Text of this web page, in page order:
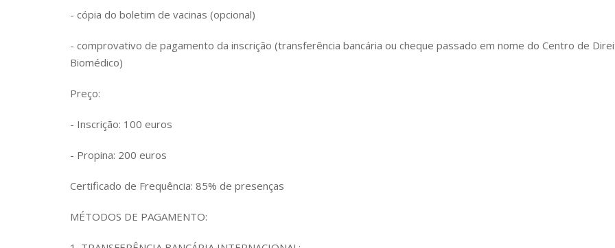
- cópia do boletim de vacinas (opcional)
- comprovativo de pagamento da inscrição (transferência bancária ou cheque passado em nome do Centro de
Biomédico)
Preço:
- Inscrição: 100 euros
- Propina: 200 euros
Certificado de Frequência: 85% de presenças
MÉTODOS DE PAGAMENTO: